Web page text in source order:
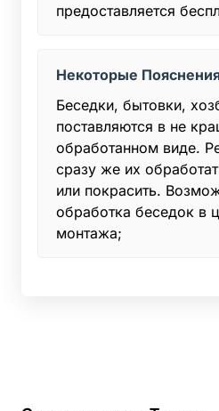
предоставляется
Некоторые
Беседки, бытовки,
поставляются в не
обработанном виде.
сразу же их
или покрасить.
обработка беседок в
монтажа;